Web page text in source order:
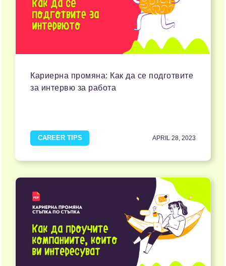
Кариерна промяна: Как да се подготвите
за интервю за работа
CAREER TIPS APRIL 28, 2023